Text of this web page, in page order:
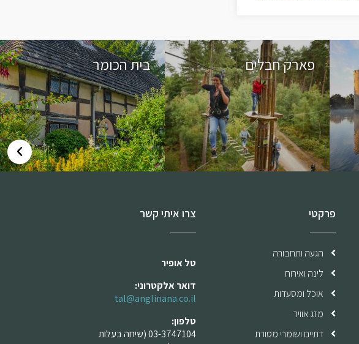
פארק חבלים בית הכומר
פרקטי
הגעה ותחבורה
לינה ואירוח
אוכל ומסעדות
מזג אוויר
דתיים ושומרי מסורת
צרו איתי קשר
טל אופיר
דואר אלקטרוני:
tal@anglinana.co.il
טלפון:
03-3747104 (שיחה בעלות